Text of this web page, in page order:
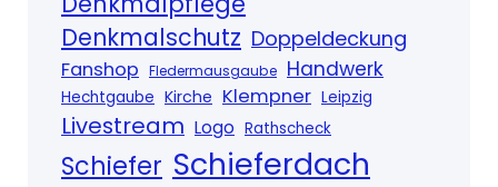
Denkmalschutz Doppeldeckung
Fanshop Fledermausgaube Handwerk
Hechtgaube Kirche Klempner Leipzig
Livestream Logo Rathscheck
Schiefer Schieferdach